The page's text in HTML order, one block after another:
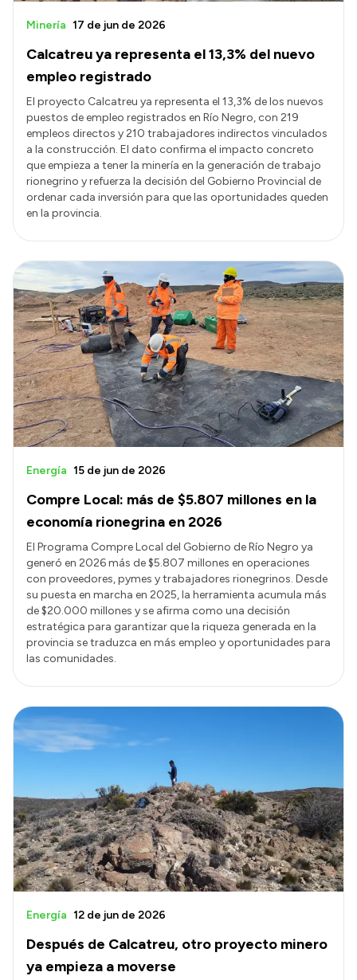
Calcatreu ya representa el 13,3% del nuevo
empleo registrado
Minería 17 de jun de 2026
El proyecto Calcatreu ya representa el 13,3% de los nuevos
puestos de empleo registrados en Río Negro, con 219
empleos directos y 210 trabajadores indirectos vinculados
a la construcción. El dato confirma el impacto concreto
que empieza a tener la minería en la generación de trabajo
rionegrino y refuerza la decisión del Gobierno Provincial de
ordenar cada inversión para que las oportunidades queden
en la provincia.
Compre Local: más de $5.807 millones en la
economía rionegrina en 2026
Energía 15 de jun de 2026
El Programa Compre Local del Gobierno de Río Negro ya
generó en 2026 más de $5.807 millones en operaciones
con proveedores, pymes y trabajadores rionegrinos. Desde
su puesta en marcha en 2025, la herramienta acumula más
de $20.000 millones y se afirma como una decisión
estratégica para garantizar que la riqueza generada en la
provincia se traduzca en más empleo y oportunidades para
las comunidades.
Después de Calcatreu, otro proyecto minero
ya empieza a moverse
Energía 12 de jun de 2026